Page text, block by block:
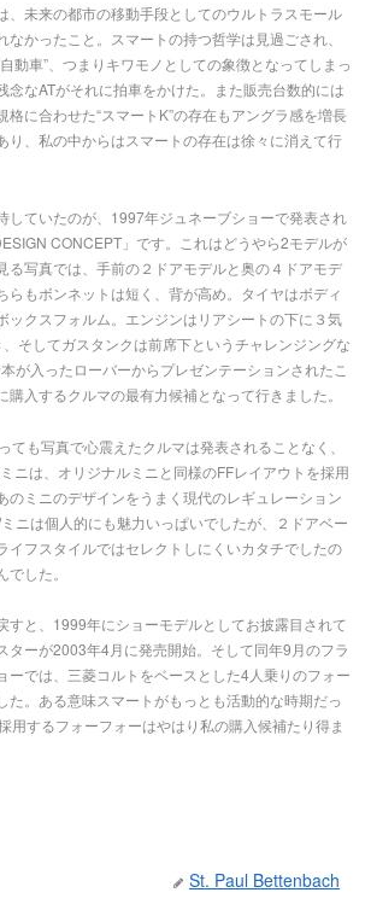
、未来の都市の移動手段としてのウルトラスモール
なかったこと。スマートの持つ哲学は見過ごされ、
動車”、つまりキワモノとしての象徴となってしまっ
念なATがそれに拍車をかけた。また販売台数的には
格に合わせた“スマートK”の存在もアングラ感を増長
り、私の中からはスマートの存在は徐々に消えて行
していたのが、1997年ジュネーブショーで発表され
CONCEPT」です。これはどうやら2モデルが
る写真では、手前の２ドアモデルと奥の４ドアモデ
らもボンネットは短く、背が高め。タイヤはボディ
ックスフォルム。エンジンはリアシートの下に３気
そしてガスタンクは前席下というチャレンジングな
が入ったローバーからプレゼンテーションされたこ
入するクルマの最有力候補となって行きました。
ても写真で心震えたクルマは発表されることなく、
ニは、オリジナルミニと同様のFFレイアウトを採用
のミニのデザインをうまく現代のレギュレーション
ニは個人的にも魅力いっぱいでしたが、２ドアベー
イフスタイルではセレクトしにくいカタチでしたの
した。
すと、1999年にショーモデルとしてお披露目されて
ターが2003年4月に発売開始。そして同年9月のフラ
ーでは、三菱コルトをベースとした4人乗りのフォー
た。ある意味スマートがもっとも活動的な時期だっ
用するフォーフォーはやはり私の購入候補たり得ま
St. Paul Bettenbach